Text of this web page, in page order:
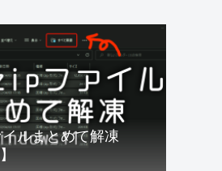
ルまとめて解凍